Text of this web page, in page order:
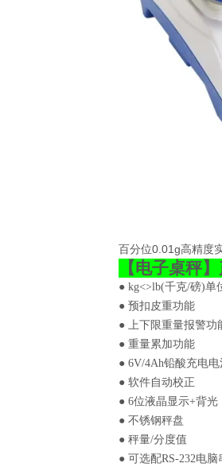
百分位0.01g高精度
【电子桌秤】
● kg<>lb(千克/磅)单
● 预扣皮重功能
● 上下限重量报警功
● 重量累加功能
● 6V/4Ah铅酸充电
● 软件自动校正
● 6位液晶显示+背光
● 不锈钢秤盘
● 秤量/分度值
● 可选配RS-232电脑